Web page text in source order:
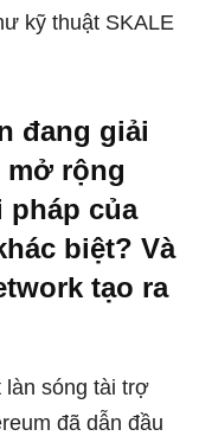
kỹ thuật SKALE
đang giải
mở rộng
pháp của
biệt? Và
tạo ra
làn sóng tài trợ
đã dẫn đầu